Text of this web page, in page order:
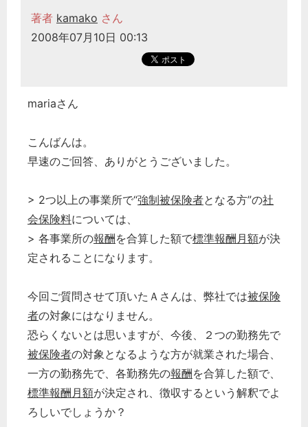
著者 kamako さん
2008年07月10日 00:13
mariaさん
こんばんは。
早速のご回答、ありがとうございました。
> 2つ以上の事業所で“強制被保険者となる方”の社
会保険料については、
> 各事業所の報酬を合算した額で標準報酬月額が決
定されることになります。
今回ご質問させて頂いたＡさんは、弊社では被保険
者の対象にはなりません。
恐らくないとは思いますが、今後、２つの勤務先で
被保険者の対象となるような方が就業された場合、
一方の勤務先で、各勤務先の報酬を合算した額で、
標準報酬月額が決定され、徴収するという解釈でよ
ろしいでしょうか？